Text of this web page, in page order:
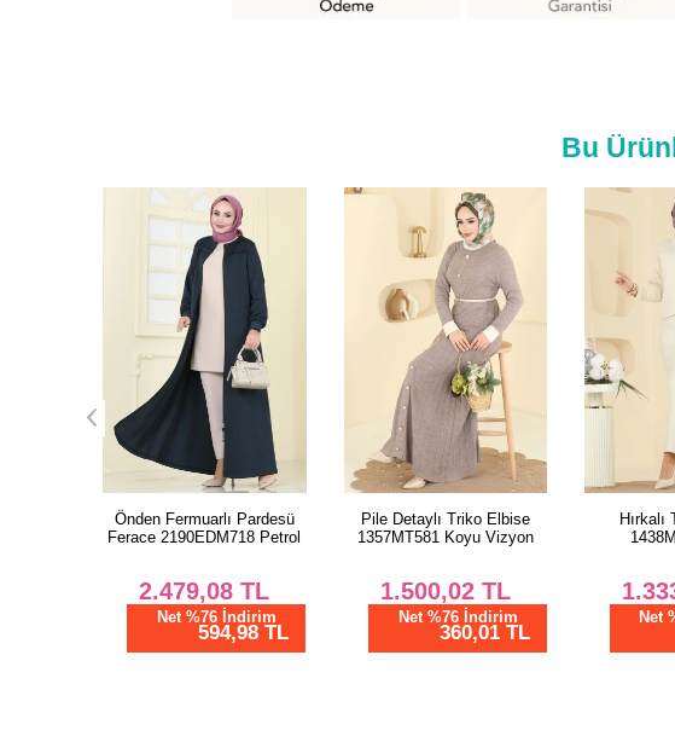
Bu
Pile Detaylı Triko Elbise
1357MT581 Koyu Vizyon
1.500,02 TL
Net %76 İndirim
360,01 TL
Hırkalı Triko Takım
1438MT581 Taş
1.333,34 TL
Net %76 İndirim
320,00 TL
Tunik
Net